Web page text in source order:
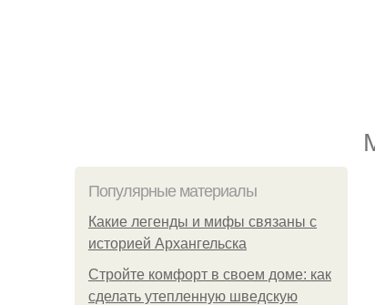
Популярные материалы
Какие легенды и мифы связаны с
историей Архангельска
Стройте комфорт в своем доме: как
сделать утепленную шведскую